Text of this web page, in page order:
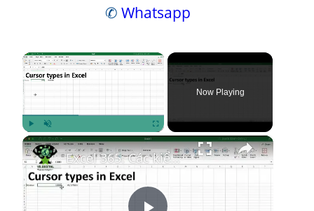
✆ Whatsapp
×
Play Unmute Fullscreen
Now Playing
×
Excel 365: Các kiểu con trỏ (Cursor) trong Excel